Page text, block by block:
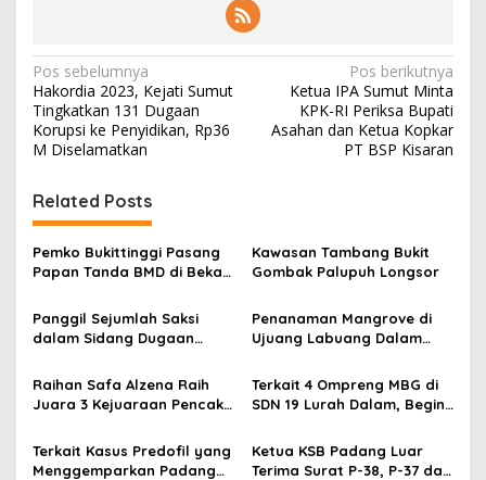
N
a
v
i
g
a
s
i
p
o
s
Pos sebelumnya
Hakordia 2023, Kejati Sumut
Tingkatkan 131 Dugaan
Korupsi ke Penyidikan, Rp36
M Diselamatkan
Pos berikutnya
Ketua IPA Sumut Minta
KPK-RI Periksa Bupati
Asahan dan Ketua Kopkar
PT BSP Kisaran
Related Posts
Pemko Bukittinggi Pasang
Papan Tanda BMD di Bekas
Kawasan Tambang Bukit
Gombak Palupuh Longsor
Panggil Sejumlah Saksi
dalam Sidang Dugaan
Terdakwa Haji DS
Penanaman Mangrove di
Ujuang Labuang Dalam
Sedunia
Raihan Safa Alzena Raih
Juara 3 Kejuaraan Pencak
Sumatera Barat
Terkait 4 Ompreng MBG di
SDN 19 Lurah Dalam, Begini
Terkait Kasus Predofil yang
Menggemparkan Padang
Ketua KSB Padang Luar
Terima Surat P-38, P-37 dari